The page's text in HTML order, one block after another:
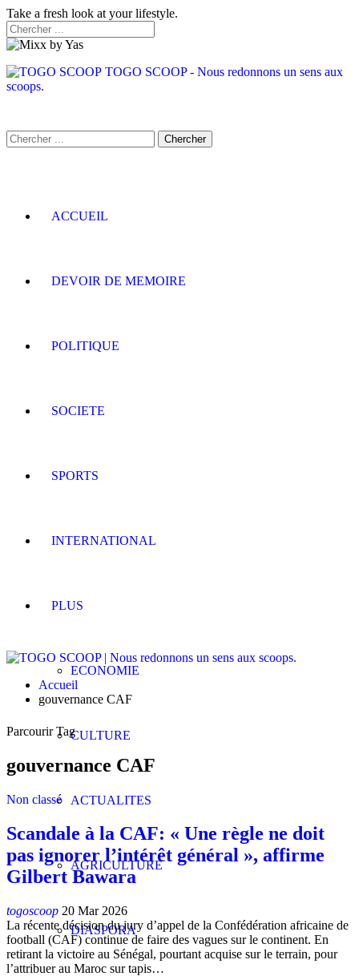
Take a fresh look at your lifestyle.
TOGO SCOOP - Nous redonnons un sens aux
scoops.
ACCUEIL
DEVOIR DE MEMOIRE
POLITIQUE
SOCIETE
SPORTS
INTERNATIONAL
PLUS
ECONOMIE
CULTURE
ACTUALITES
AGRICULTURE
DIASPORA
Accueil
gouvernance CAF
Parcourir Tag
gouvernance CAF
Non classé
Scandale à la CAF: « Une règle ne doit
pas ignorer l’intérêt général », affirme
Gilbert Bawara
togoscoop 20 Mar 2026
La récente décision du jury d’appel de la Confédération africaine de
football (CAF) continue de faire des vagues sur le continent. En
retirant la victoire au Sénégal, pourtant acquise sur le terrain, pour
l’attribuer au Maroc sur tapis…